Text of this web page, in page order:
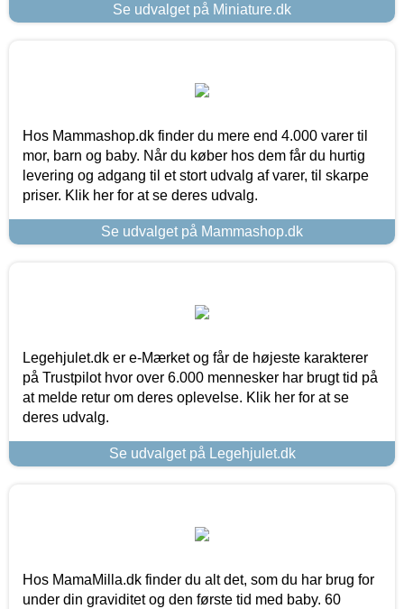
Se udvalget på Miniature.dk
Hos Mammashop.dk finder du mere end 4.000 varer til
mor, barn og baby. Når du køber hos dem får du hurtig
levering og adgang til et stort udvalg af varer, til skarpe
priser. Klik her for at se deres udvalg.
Se udvalget på Mammashop.dk
Legehjulet.dk er e-Mærket og får de højeste karakterer
på Trustpilot hvor over 6.000 mennesker har brugt tid på
at melde retur om deres oplevelse. Klik her for at se
deres udvalg.
Se udvalget på Legehjulet.dk
Hos MamaMilla.dk finder du alt det, som du har brug for
under din graviditet og den første tid med baby. 60